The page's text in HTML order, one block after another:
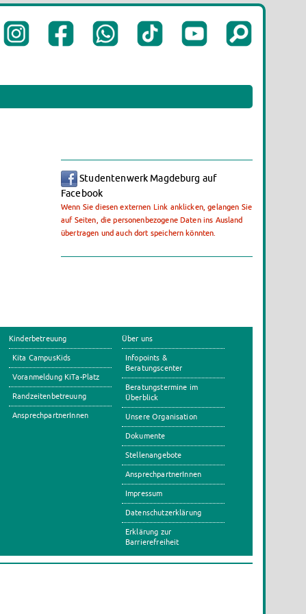
Studentenwerk Magdeburg auf
Facebook
Wenn Sie diesen externen Link anklicken, gelangen Sie
auf Seiten, die personenbezogene Daten ins Ausland
übertragen und auch dort speichern könnten.
Kinderbetreuung
Kita CampusKids
Voranmeldung KiTa-Platz
Randzeitenbetreuung
AnsprechpartnerInnen
Über uns
Infopoints &
Beratungscenter
Beratungstermine im
Überblick
Unsere Organisation
Dokumente
Stellenangebote
AnsprechpartnerInnen
Impressum
Datenschutzerklärung
Erklärung zur
Barrierefreiheit